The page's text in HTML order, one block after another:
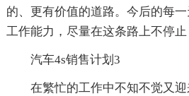
的、更有价值的道路。今后的每
工作能力，尽量在这条路上不停止
汽车4s销售计划3
在繁忙的工作中不知不觉又